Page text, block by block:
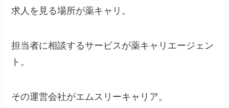
求人を見る場所が薬キャリ。
担当者に相談するサービスが薬キャリエージェン
ト。
その運営会社がエムスリーキャリア。